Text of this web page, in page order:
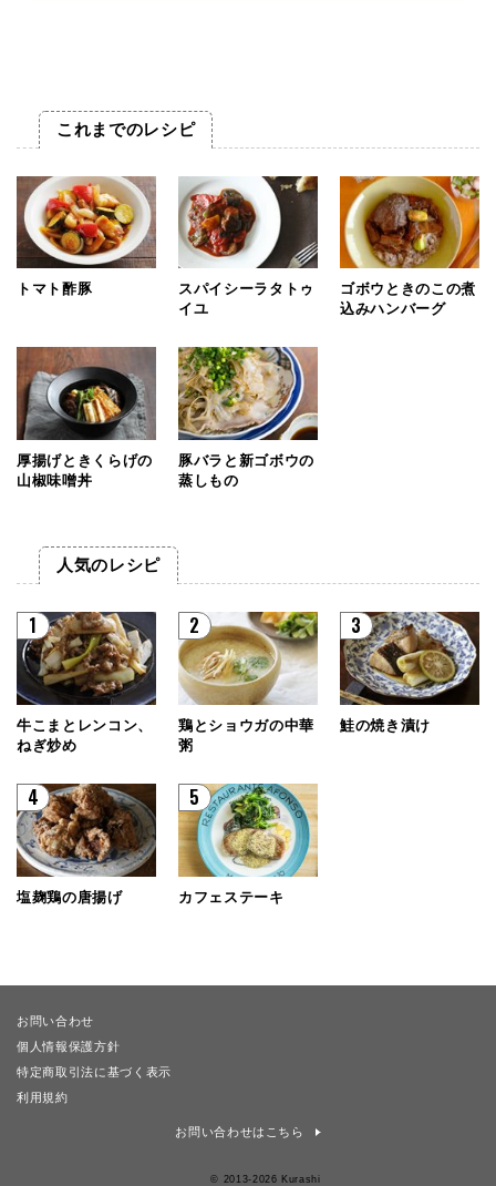
これまでのレシピ
トマト酢豚
スパイシーラタトゥ
イユ
ゴボウときのこの煮
込みハンバーグ
厚揚げときくらげの
山椒味噌丼
豚バラと新ゴボウの
蒸しもの
人気のレシピ
1
牛こまとレンコン、
ねぎ炒め
2
鶏とショウガの中華
粥
3
鮭の焼き漬け
4
塩麹鶏の唐揚げ
5
カフェステーキ
お問い合わせ
個人情報保護方針
特定商取引法に基づく表示
利用規約
お問い合わせはこちら
© 2013-2026 Kurashi